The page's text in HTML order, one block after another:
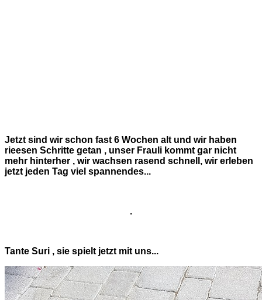
Jetzt sind wir schon fast 6 Wochen alt und wir haben
rieesen Schritte getan , unser Frauli kommt gar nicht
mehr hinterher , wir wachsen rasend schnell, wir erleben
jetzt jeden Tag viel spannendes...
.
Tante Suri , sie spielt jetzt mit uns...